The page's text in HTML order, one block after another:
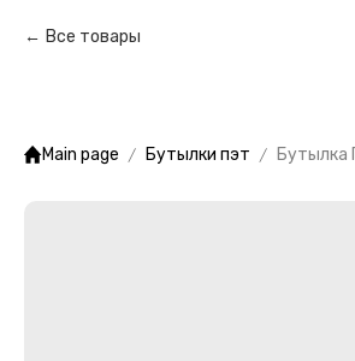
Все товары
Main page Бутылки пэт Бутылка